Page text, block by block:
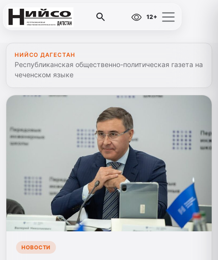
12+
НИЙСО ДАГЕСТАН
Республиканская общественно-политическая газета на
чеченском языке
НОВОСТИ